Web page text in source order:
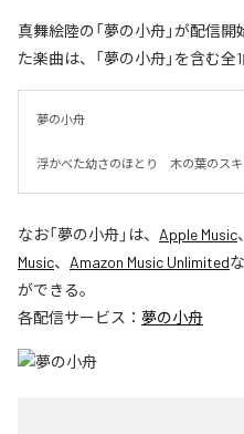
真舞絵陸の「夢の小舟」が配信
た楽曲は、「夢の小舟」を含む全
夢の小舟
浮かべた幼さのほとり　木の葉のス
なお「夢の小舟」は、 Apple Music、
Music、 Amazon Music Unlimited
ができる。
各配信サービス： 夢の小舟